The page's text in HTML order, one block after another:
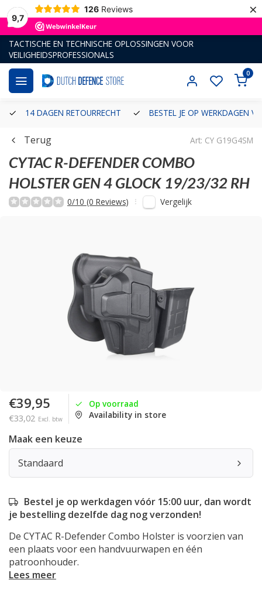
9,7
126 Reviews ×
TACTISCHE EN TECHNISCHE OPLOSSINGEN VOOR
VEILIGHEIDSPROFESSIONALS
0
14 DAGEN RETOURRECHT BESTEL JE OP WERKDAGEN
Terug Art: CY G19G4SM
CYTAC R-DEFENDER COMBO
HOLSTER GEN 4 GLOCK 19/23/32 RH
0/10 (0 Reviews) Vergelijk
€39,95
€33,02 Excl. btw
Op voorraad
Availability in store
Maak een keuze
Standaard
Bestel je op werkdagen vóór 15:00 uur, dan wordt
je bestelling dezelfde dag nog verzonden!
De CYTAC R-Defender Combo Holster is voorzien van
een plaats voor een handvuurwapen en één
patroonhouder.
Lees meer